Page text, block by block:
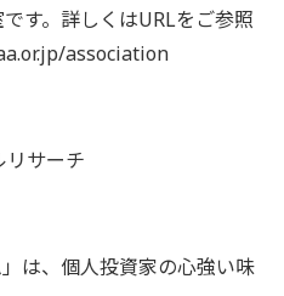
す。詳しくはURLをご参照
association
サーチ
は、個人投資家の心強い味